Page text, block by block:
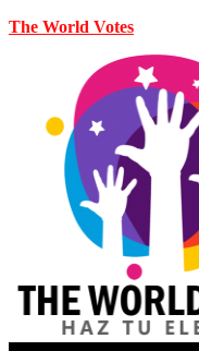
The World Votes